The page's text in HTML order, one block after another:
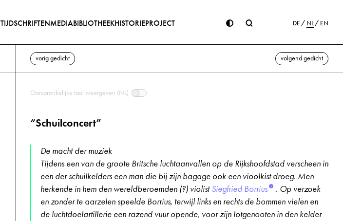
TIJDSCHRIFTENMEDIABIBLIOTHEEKHISTORIEPROJECT DE NL EN
vorig gedicht volgend gedicht
Oorspronkelijke taal weergeven (NL)
“Schuilconcert”
De macht der muziek
Tijdens een van de groote Britsche luchtaanvallen op de Rijkshoofdstad verscheen in
een der schuilkelders een man die bij zijn bagage ook een vioolkist droeg. Men
herkende in hem den wereldberoemden (?) violistSiegfried Borrius
. Op verzoek
en zonder te aarzelen speelde Borrius, terwijl links en rechts de bommen vielen en
de luchtdoelartillerie een razend vuur opende, voor zijn lotgenooten in den kelder